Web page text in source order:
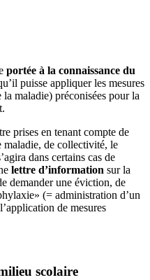
portée à la connaissance du
puisse appliquer les mesures
maladie) préconisées pour la
prises en tenant compte de
maladie, de collectivité, le
dans certains cas de
lettre d’information sur la
demander une éviction, de
(= administration d’un
de mesures
scolaire